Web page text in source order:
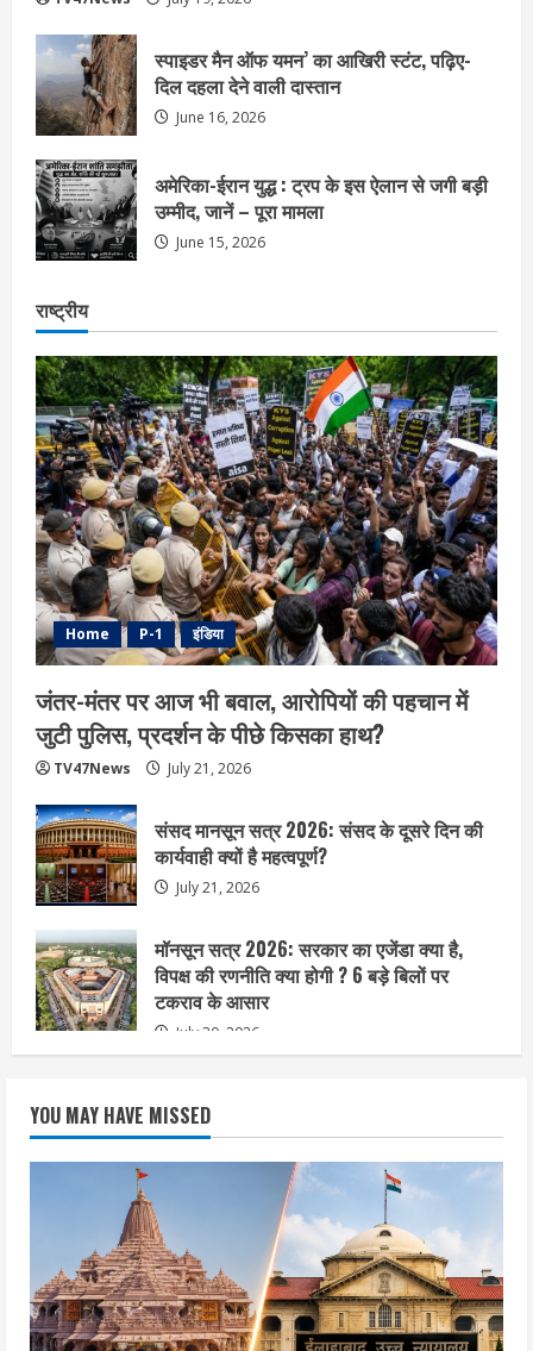
स्पाइडर मैन ऑफ यमन’ का आखिरी स्टंट, पढ़िए-
दिल दहला देने वाली दास्तान
June 16, 2026
अमेरिका-ईरान युद्ध : ट्रप के इस ऐलान से जगी बड़ी
उम्मीद, जानें – पूरा मामला
June 15, 2026
राष्ट्रीय
Home P-1 इंडिया
जंतर-मंतर पर आज भी बवाल, आरोपियों की पहचान में
जुटी पुलिस, प्रदर्शन के पीछे किसका हाथ?
TV47News July 21, 2026
संसद मानसून सत्र 2026: संसद के दूसरे दिन की
कार्यवाही क्यों है महत्वपूर्ण?
July 21, 2026
मॉनसून सत्र 2026: सरकार का एजेंडा क्या है,
विपक्ष की रणनीति क्या होगी ? 6 बड़े बिलों पर
टकराव के आसार
July 20, 2026
YOU MAY HAVE MISSED